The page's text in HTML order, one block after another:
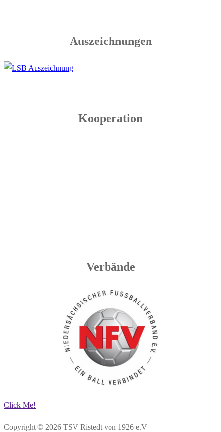
Auszeichnungen
Kooperation
Verbände
Click Me!
Copyright © 2026 TSV Ristedt von 1926 e.V.